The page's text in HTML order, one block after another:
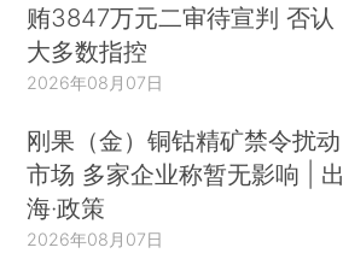
贿3847万元二审待宣判 否认
大多数指控
2026年08月07日
刚果（金）铜钴精矿禁令扰动
市场 多家企业称暂无影响 | 出
海·政策
2026年08月07日